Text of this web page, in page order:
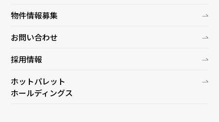
物件情報募集
お問い合わせ
採用情報
ホットパレット
ホールディングス